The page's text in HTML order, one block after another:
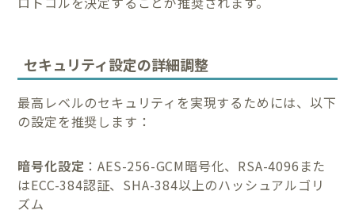
セキュリティ設定の詳細調整
最高レベルのセキュリティを実現するためには、以下
の設定を推奨します：
暗号化設定 ：AES-256-GCM暗号化、RSA-4096また
はECC-384認証、SHA-384以上のハッシュアルゴリ
ズム